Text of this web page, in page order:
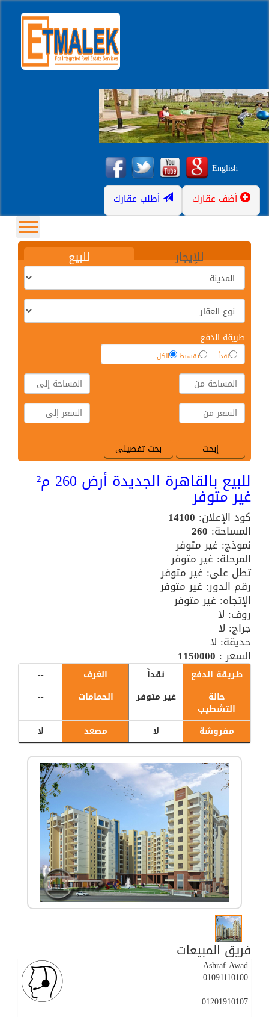
English
أضف عقارك أطلب عقارك
للبيع للإيجار
طريقة الدفع
نقداً تقسيط الكل
للبيع بالقاهرة الجديدة أرض 260 م²
غير متوفر
كود الإعلان: 14100
المساحة: 260
نموذج: غير متوفر
المرحلة: غير متوفر
تطل على: غير متوفر
رقم الدور: غير متوفر
الإتجاه: غير متوفر
روف: لا
جراج: لا
حديقة: لا
السعر : 1150000
طريقة الدفع نقداً الغرف
--
حالة
التشطيب
غير متوفر الحمامات --
مفروشة لا مصعد لا
فريق المبيعات
Ashraf Awad
01091110100
01201910107